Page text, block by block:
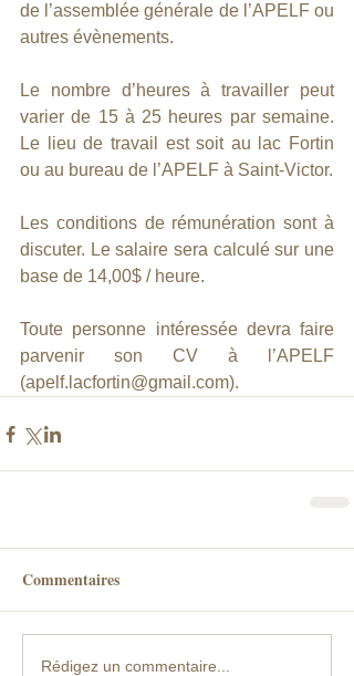
de l’assemblée générale de l’APELF ou
autres évènements.
Le nombre d’heures à travailler peut
varier de 15 à 25 heures par semaine.
Le lieu de travail est soit au lac Fortin
ou au bureau de l’APELF à Saint-Victor.
Les conditions de rémunération sont à
discuter. Le salaire sera calculé sur une
base de 14,00$ / heure.
Toute personne intéressée devra faire
parvenir son CV à l’APELF
(apelf.lacfortin@gmail.com).
Commentaires
Rédigez un commentaire...